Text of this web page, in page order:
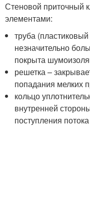
Стеновой приточный
элементами:
труба
незначительно
покрыта
решетка –
попадания мелких
кольцо
внутренней
поступления